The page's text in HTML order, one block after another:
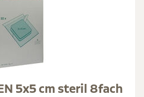
5x5 cm steril 8fach